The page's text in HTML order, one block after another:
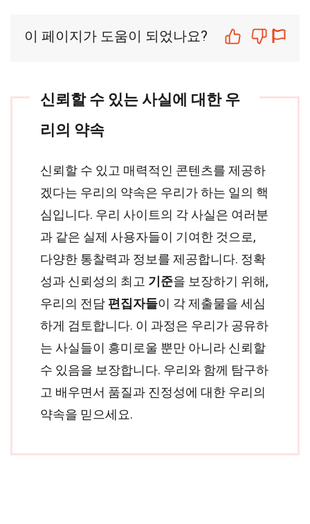
이 페이지가 도움이 되었나요?
신뢰할 수 있는 사실에 대한 우
리의 약속
신뢰할 수 있고 매력적인 콘텐츠를 제공하
겠다는 우리의 약속은 우리가 하는 일의 핵
심입니다. 우리 사이트의 각 사실은 여러분
과 같은 실제 사용자들이 기여한 것으로,
다양한 통찰력과 정보를 제공합니다. 정확
성과 신뢰성의 최고 기준을 보장하기 위해,
우리의 전담 편집자들이 각 제출물을 세심
하게 검토합니다. 이 과정은 우리가 공유하
는 사실들이 흥미로울 뿐만 아니라 신뢰할
수 있음을 보장합니다. 우리와 함께 탐구하
고 배우면서 품질과 진정성에 대한 우리의
약속을 믿으세요.